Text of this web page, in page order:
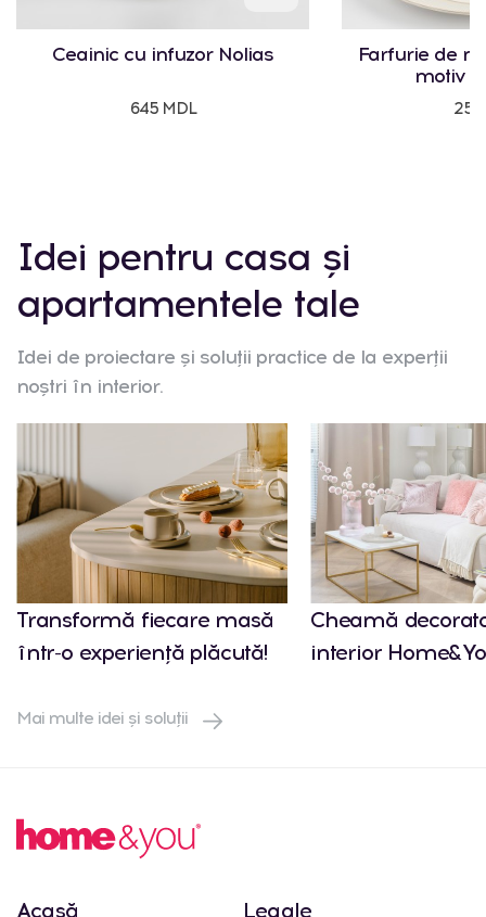
Ceainic cu infuzor Nolias
645 MDL
Farfurie de
motiv
Idei pentru casa și
apartamentele tale
Idei de proiectare și soluții practice de la experții
noștri în interior.
Transformă fiecare masă
într-o experiență plăcută!
Cheamă
interior
Mai multe idei și soluții
Acasă Legale